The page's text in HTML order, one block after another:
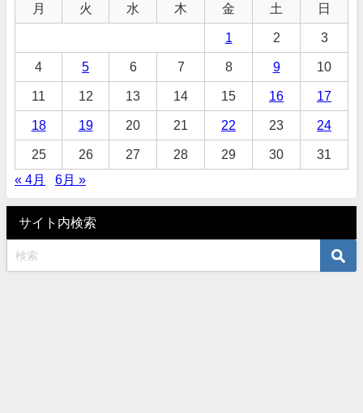
月 火 水 木 金 土 日
1 2 3
4 5 6 7 8 9 10
11 12 13 14 15 16 17
18 19 20 21 22 23 24
25 26 27 28 29 30
31
« 4月
6月 »
サイト内検索